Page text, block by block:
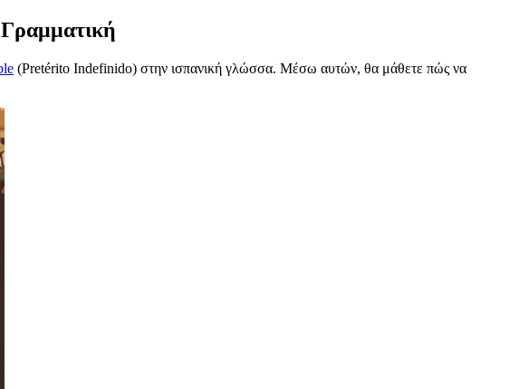
(Pretérito Indefinido) στην ισπανική γλώσσα. Μέσω αυτών, θα μάθετε πώς να